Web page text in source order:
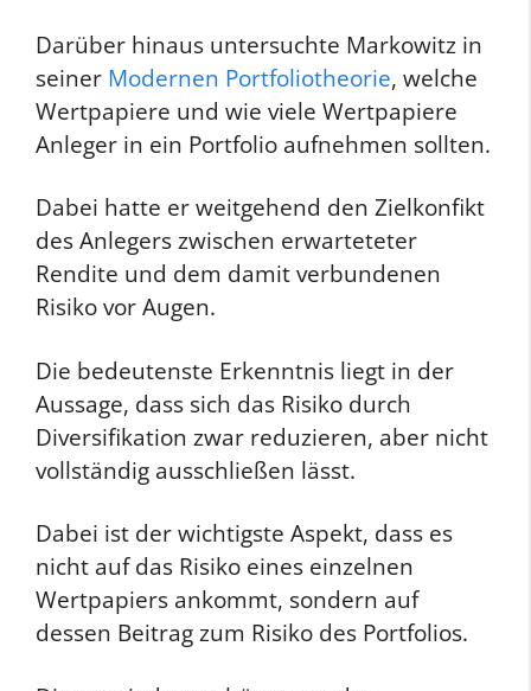
Darüber hinaus untersuchte Markowitz in
seiner Modernen Portfoliotheorie, welche
Wertpapiere und wie viele Wertpapiere
Anleger in ein Portfolio aufnehmen sollten.
Dabei hatte er weitgehend den Zielkonfikt
des Anlegers zwischen erwarteteter
Rendite und dem damit verbundenen
Risiko vor Augen.
Die bedeutenste Erkenntnis liegt in der
Aussage, dass sich das Risiko durch
Diversifikation zwar reduzieren, aber nicht
vollständig ausschließen lässt.
Dabei ist der wichtigste Aspekt, dass es
nicht auf das Risiko eines einzelnen
Wertpapiers ankommt, sondern auf
dessen Beitrag zum Risiko des Portfolios.